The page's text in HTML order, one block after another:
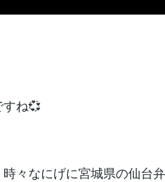
ね💞
々なにげに宮城県の仙台